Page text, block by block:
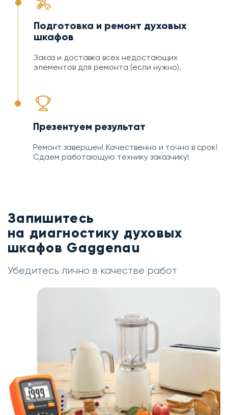
Подготовка и ремонт духовых
шкафов
Заказ и доставка всех недостающих
элементов для ремонта (если нужно).
Презентуем результат
Ремонт завершен! Качественно и точно в срок!
Сдаем работающую технику заказчику!
Запишитесь
на диагностику духовых
шкафов Gaggenau
Убедитесь лично в качестве работ